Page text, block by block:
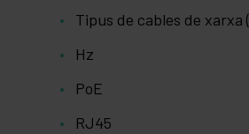
Tipus de cables de xarxa
Hz
PoE
RJ45